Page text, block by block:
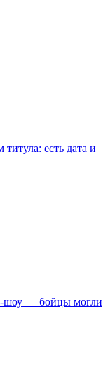
есть дата и
шоу — бойцы могли